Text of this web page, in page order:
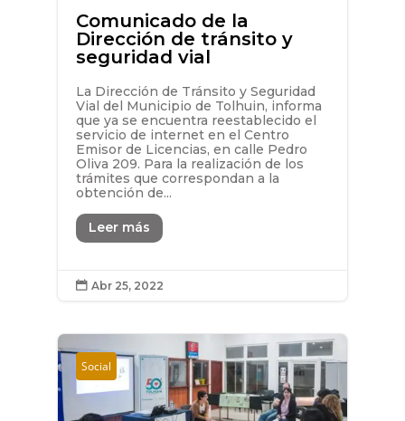
Comunicado de la
Dirección de tránsito y
seguridad vial
La Dirección de Tránsito y Seguridad
Vial del Municipio de Tolhuin, informa
que ya se encuentra reestablecido el
servicio de internet en el Centro
Emisor de Licencias, en calle Pedro
Oliva 209. Para la realización de los
trámites que correspondan a la
obtención de...
Leer más
 Abr 25, 2022
Social